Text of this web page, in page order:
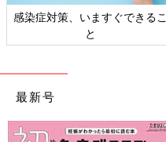
感染症対策、いますぐできるこ
と
最新号